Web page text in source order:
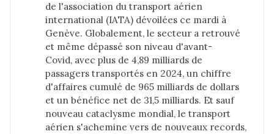
de l'association du transport aérien
international (IATA) dévoilées ce mardi à
Genève. Globalement, le secteur a retrouvé
et même dépassé son niveau d'avant-
Covid, avec plus de 4,89 milliards de
passagers transportés en 2024, un chiffre
d'affaires cumulé de 965 milliards de dollars
et un bénéfice net de 31,5 milliards. Et sauf
nouveau cataclysme mondial, le transport
aérien s'achemine vers de nouveaux records,